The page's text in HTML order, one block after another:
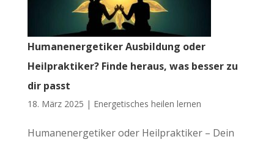
Humanenergetiker Ausbildung oder
Heilpraktiker? Finde heraus, was besser zu
dir passt
18. März 2025 | Energetisches heilen lernen
Humanenergetiker oder Heilpraktiker – Dein